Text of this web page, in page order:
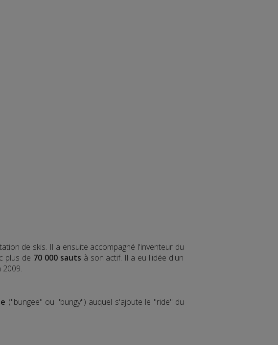
de skis. Il a ensuite accompagné l'inventeur du
plus de 70 000 sauts à son actif. Il a eu l'idée d'un
2009.
("bungee" ou "bungy") auquel s'ajoute le "ride" du